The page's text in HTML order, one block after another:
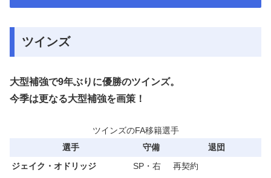
ツインズ
大型補強で9年ぶりに優勝のツインズ。
今季は更なる大型補強を画策！
ツインズのFA移籍選手
選手
守備
退団
ジェイク・オドリッジ
SP・右
再契約